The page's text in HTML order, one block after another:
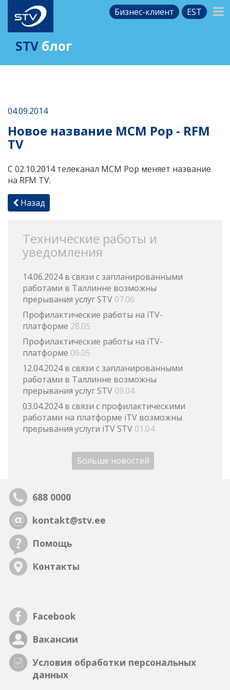
Бизнес-клиент EST
STV блог
04.09.2014
Новое название MCM Pop - RFM
TV
С 02.10.2014 телеканал MCM Pop меняет название
на RFM TV.
Назад
Технические работы и
уведомления
14.06.2024 в связи с запланированными
работами в Таллинне возможны
прерывания услуг STV 07.06
Профилактические работы на iTV-
платформе 28.05
Профилактические работы на iTV-
платформе 06.05
12.04.2024 в связи с запланированными
работами в Таллинне возможны
прерывания услуг STV 09.04
03.04.2024 в связи с профилактическими
работами на платформе iTV возможны
прерывания услуги iTV STV 01.04
Больше новостей
688 0000
kontakt@stv.ee
Помощь
Контакты
Facebook
Вакансии
Условия обработки персональных
данных